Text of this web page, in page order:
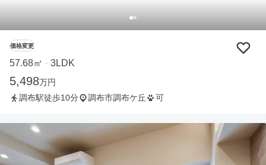
価格変更
57.68㎡ ・ 3LDK
5,498万円
調布駅徒歩10分
調布市調布ケ丘 可